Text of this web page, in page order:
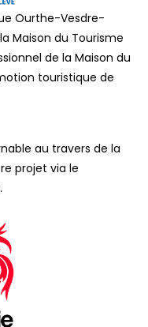
Ourthe-Vesdre-
Maison du Tourisme
de la Maison du
touristique de
au travers de la
projet via le